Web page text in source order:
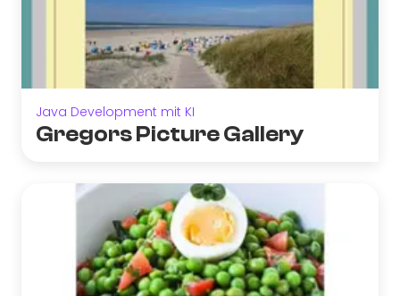
Java Development mit KI
Gregors Picture Gallery